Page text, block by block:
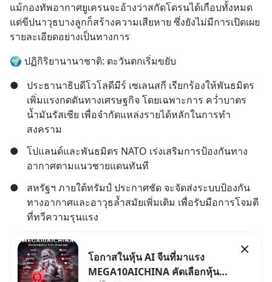
แม้กองทัพอากาศยูเครนจะอ้างว่าสกัดโดรนได้เกือบทั้งหมด
แต่ขีปนาวุธบางลูกก็สร้างความเสียหาย ซึ่งยังไม่มีการเปิดเผย
รายละเอียดอย่างเป็นทางการ
🌍 ปฏิกิริยานานาชาติ: ตะวันตกเริ่มขยับ
●
ประธานาธิบดีโวโลดีมีร์ เซเลนสกี เรียกร้องให้พันธมิตร
เพิ่มแรงกดดันทางเศรษฐกิจ โดยเฉพาะการ คว่ำบาตร
น้ำมันรัสเซีย เพื่อจำกัดแหล่งรายได้หลักในการทำ
สงคราม
●
โปแลนด์และพันธมิตร NATO เร่งเสริมการป้องกันทาง
อากาศตามแนวชายแดนทันที
●
สหรัฐฯ ภายใต้ทรัมป์ ประกาศชัด จะจัดส่งระบบป้องกัน
ทางอากาศและอาวุธล้ำสมัยเพิ่มเติม เพื่อรับมือการโจมตี
ที่ทวีความรุนแรง
โอกาสในหุ้น AI จีนที่มาแรง
MEGA10AICHINA คัดเลือกหุ้น